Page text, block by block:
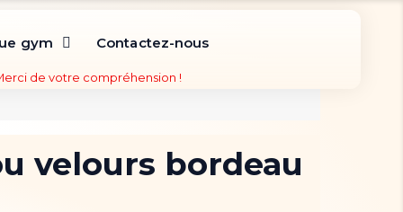
gym Contactez-nous
de votre compréhension !
velours bordeau